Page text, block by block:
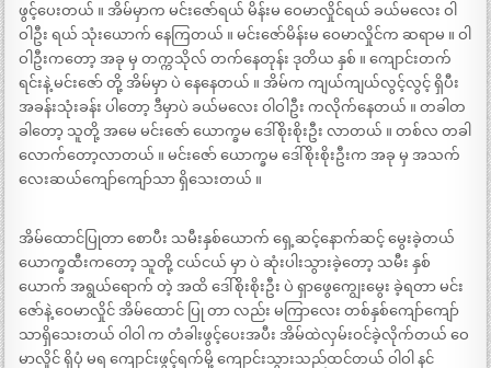
ဖွင့်ပေးတယ် ။ အိမ်မှာက မင်းဇော်ရယ် မိန်းမ ဝေမာလှိုင်ရယ် ခယ်မလေး ဝါ
ဝါဦး ရယ် သုံးယောက် နေကြတယ် ။ မင်းဇော်မိန်းမ ဝေမာလှိုင်က ဆရာမ ။ ဝါ
ဝါဦးကတော့ အခု မှ တက္ကသိုလ် တက်နေတုန်း ဒုတိယ နှစ် ။ ကျောင်းတက်
ရင်းနဲ့ မင်းဇော် တို့ အိမ်မှာ ပဲ နေနေတယ် ။ အိမ်က ကျယ်ကျယ်လွင့်လွင့် ရှိပီး
အခန်းသုံးခန်း ပါတော့ ဒီမှာပဲ ခယ်မလေး ဝါဝါဦး ကလိုက်နေတယ် ။ တခါတ
ခါတော့ သူတို့ အမေ မင်းဇော် ယောက္ခမ ဒေါ်စိုးစိုးဦး လာတယ် ။ တစ်လ တခါ
လောက်တော့လာတယ် ။ မင်းဇော် ယောက္ခမ ဒေါ်စိုးစိုးဦးက အခု မှ အသက်
လေးဆယ်ကျော်ကျော်သာ ရှိသေးတယ် ။
အိမ်ထောင်ပြုတာ စောပီး သမီးနှစ်ယောက် ရှေ့ဆင့်နောက်ဆင့် မွေးခဲ့တယ်
ယောက္ခထီးကတော့ သူတို့ ငယ်ငယ် မှာ ပဲ ဆုံးပါးသွားခဲ့တော့ သမီး နှစ်
ယောက် အရွယ်ရောက် တဲ့ အထိ ဒေါ်စိုးစိုးဦး ပဲ ရှာဖွေကျွေးမွေး ခဲ့ရတာ မင်း
ဇော်နဲ့ ဝေမာလှိုင် အိမ်ထောင် ပြု တာ လည်း မကြာလေး တစ်နှစ်ကျော်ကျော်
သာရှိသေးတယ် ဝါဝါ က တံခါးဖွင့်ပေးအပီး အိမ်ထဲလှမ်းဝင်ခဲ့လိုက်တယ် ဝေ
မာလှိုင် ရှိပုံ မရ ကျောင်းဖွင့်ရက်မို့ ကျောင်းသွားသည်ထင်တယ် ဝါဝါ နင်